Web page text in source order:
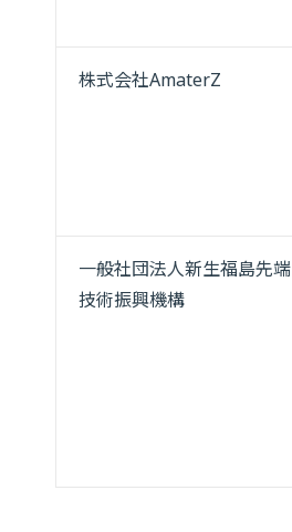
株式会社AmaterZ
一般社団法人新生福島先端
技術振興機構